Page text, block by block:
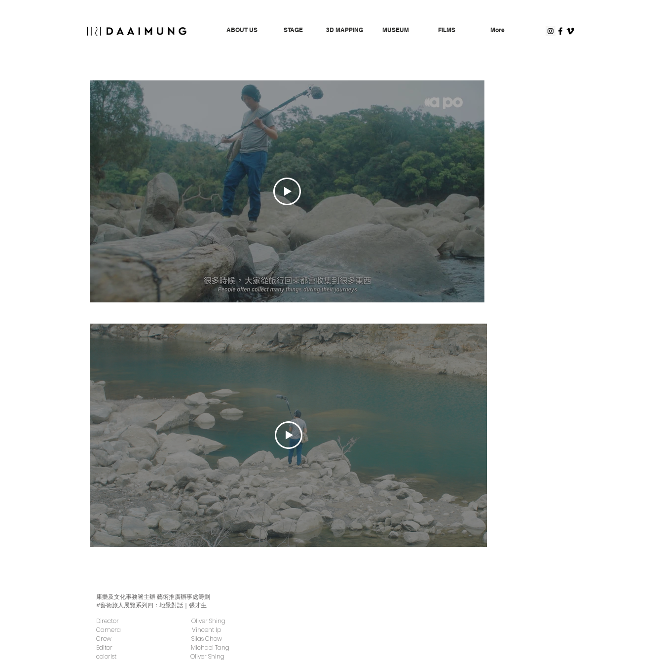
ABOUT US STAGE 3D MAPPING MUSEUM FILMS More
康樂及文化事務署主辦 藝術推廣辦事處籌劃
#藝術旅人展覽系列四 ：地景對話｜張才生
Director Oliver Shing
Camera Vincent Ip
Crew Silas Chow
Editor Michael Tang
colorist Oliver Shing